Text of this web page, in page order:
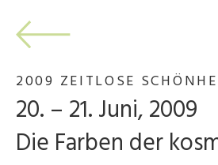
2009 ZEITLOSE
20. – 21. Juni, 2009
Die Farben der